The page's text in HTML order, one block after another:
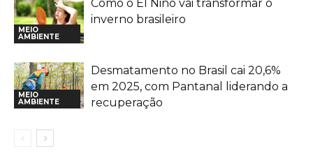
MEIO
AMBIENTE
Como o El Niño vai transformar o
inverno brasileiro
MEIO
AMBIENTE
Desmatamento no Brasil cai 20,6%
em 2025, com Pantanal liderando a
recuperação